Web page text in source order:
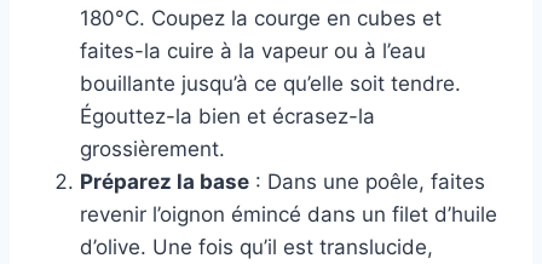
180°C. Coupez la courge en cubes et
faites-la cuire à la vapeur ou à l’eau
bouillante jusqu’à ce qu’elle soit tendre.
Égouttez-la bien et écrasez-la
grossièrement.
Préparez la base : Dans une poêle, faites
revenir l’oignon émincé dans un filet d’huile
d’olive. Une fois qu’il est translucide,